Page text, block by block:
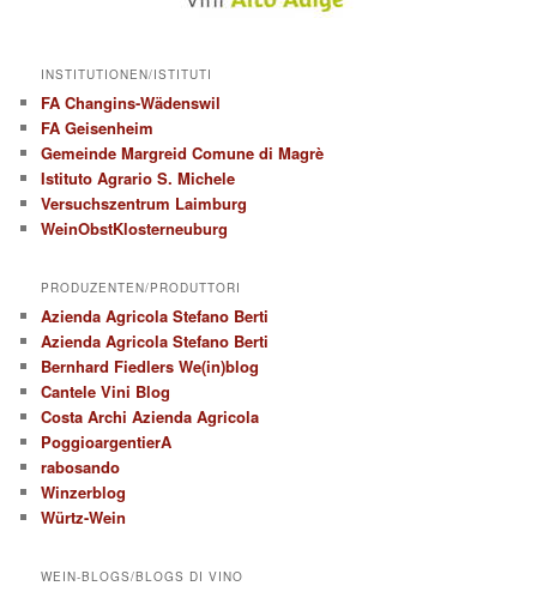
INSTITUTIONEN/ISTITUTI
FA Changins-Wädenswil
FA Geisenheim
Gemeinde Margreid Comune di Magrè
Istituto Agrario S. Michele
Versuchszentrum Laimburg
WeinObstKlosterneuburg
PRODUZENTEN/PRODUTTORI
Azienda Agricola Stefano Berti
Azienda Agricola Stefano Berti
Bernhard Fiedlers We(in)blog
Cantele Vini Blog
Costa Archi Azienda Agricola
PoggioargentierA
rabosando
Winzerblog
Würtz-Wein
WEIN-BLOGS/BLOGS DI VINO